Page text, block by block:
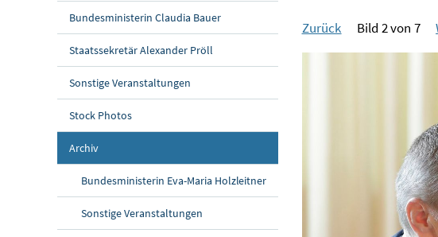
Bundesministerin Claudia Bauer
Staatssekretär Alexander Pröll
Sonstige Veranstaltungen
Stock Photos
Archiv
Bundesministerin Eva-Maria Holzleitner
Sonstige Veranstaltungen
Zurück Bild 2 von 7